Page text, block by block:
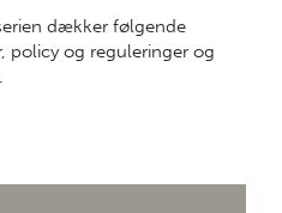
dækker følgende
policy og reguleringer og